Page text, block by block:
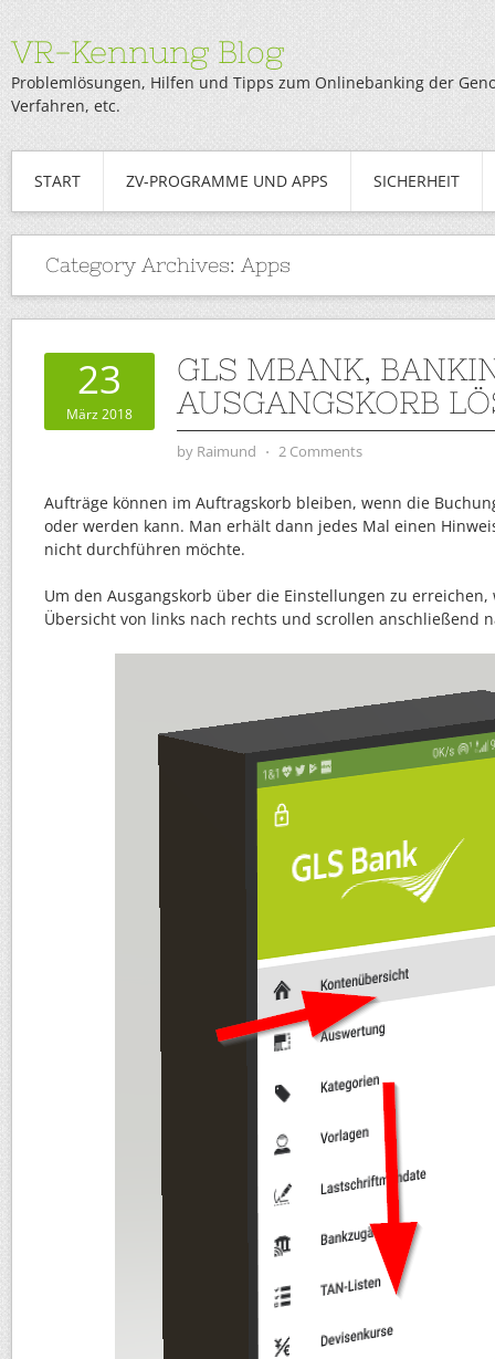
VR-Kennung Blog
Problemlösungen, Hilfen und Tipps zum Onlinebanking der
Verfahren, etc.
START ZV-PROGRAMME UND APPS SICHERHEIT
Category Archives: Apps
23
März 2018
GLS MBANK,
AUSGANGSKORB
by Raimund ⋅ 2 Comments
Aufträge können im Auftragskorb bleiben, wenn die
oder werden kann. Man erhält dann jedes Mal einen
nicht durchführen möchte.
Um den Ausgangskorb über die Einstellungen zu erreichen,
Übersicht von links nach rechts und scrollen anschließend